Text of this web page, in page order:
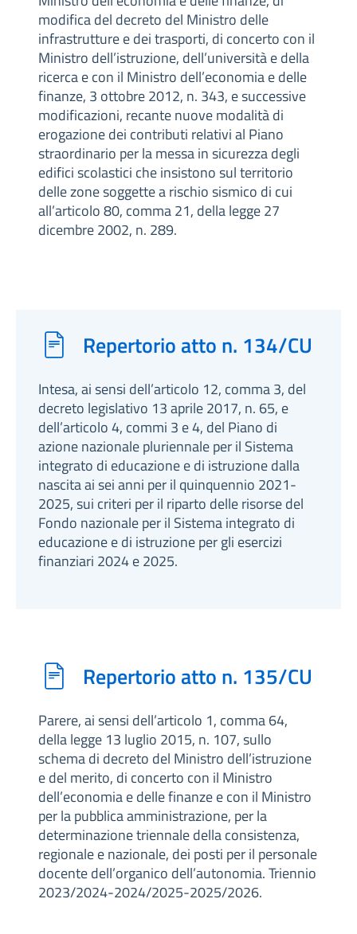
modifica del decreto del Ministro delle
infrastrutture e dei trasporti, di concerto con il
Ministro dell’istruzione, dell’università e della
ricerca e con il Ministro dell’economia e delle
finanze, 3 ottobre 2012, n. 343, e successive
modificazioni, recante nuove modalità di
erogazione dei contributi relativi al Piano
straordinario per la messa in sicurezza degli
edifici scolastici che insistono sul territorio
delle zone soggette a rischio sismico di cui
all’articolo 80, comma 21, della legge 27
dicembre 2002, n. 289.
Repertorio atto n. 134/CU
Intesa, ai sensi dell’articolo 12, comma 3, del
decreto legislativo 13 aprile 2017, n. 65, e
dell’articolo 4, commi 3 e 4, del Piano di
azione nazionale pluriennale per il Sistema
integrato di educazione e di istruzione dalla
nascita ai sei anni per il quinquennio 2021-
2025, sui criteri per il riparto delle risorse del
Fondo nazionale per il Sistema integrato di
educazione e di istruzione per gli esercizi
finanziari 2024 e 2025.
Repertorio atto n. 135/CU
Parere, ai sensi dell’articolo 1, comma 64,
della legge 13 luglio 2015, n. 107, sullo
schema di decreto del Ministro dell’istruzione
e del merito, di concerto con il Ministro
dell’economia e delle finanze e con il Ministro
per la pubblica amministrazione, per la
determinazione triennale della consistenza,
regionale e nazionale, dei posti per il personale
docente dell’organico dell’autonomia. Triennio
2023/2024-2024/2025-2025/2026.